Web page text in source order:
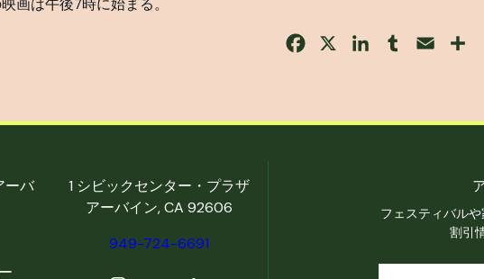
画は午後7時に始まる。
Facebook LinkedInTumblr Email
ーバ
1 シビックセンター・プラザ
アーバイン, CA 92606
949-724-6691
フェスティバル
割引